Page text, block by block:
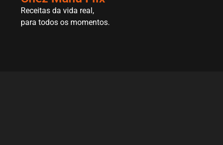
Receitas da vida real,
para todos os momentos.